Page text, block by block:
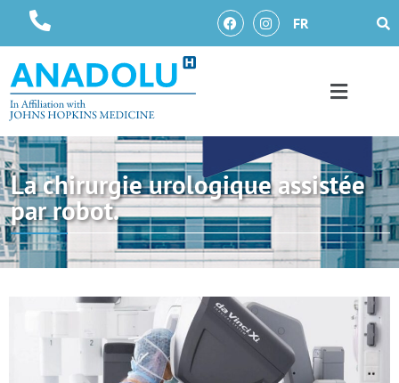
FR
La chirurgie urologique assistée
par robot.